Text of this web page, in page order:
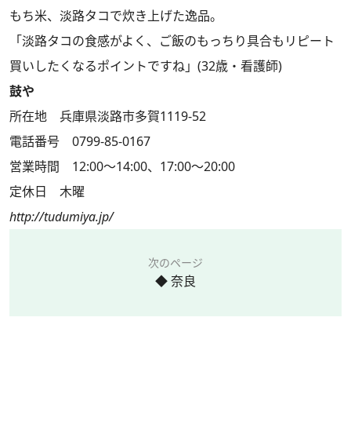
もち米、淡路タコで炊き上げた逸品。
「淡路タコの食感がよく、ご飯のもっちり具合もリピート
買いしたくなるポイントですね」(32歳・看護師)
鼓や
所在地 兵庫県淡路市多賀1119-52
電話番号 0799-85-0167
営業時間 12:00～14:00、17:00～20:00
定休日 木曜
http://tudumiya.jp/
次のページ
◆ 奈良